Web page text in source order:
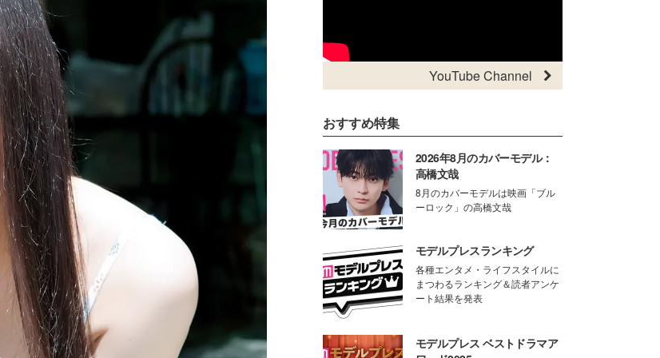
YouTube Channel
おすすめ特集
2026年8月のカバーモデル：
高橋文哉
8月のカバーモデルは映画「ブル
ーロック」の高橋文哉
モデルプレスランキング
各種エンタメ・ライフスタイルに
まつわるランキング＆読者アンケ
ート結果を発表
モデルプレス ベストドラマア